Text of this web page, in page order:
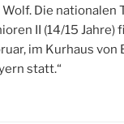
Die nationalen
II (14/15 Jahre)
im Kurhaus von
statt.“